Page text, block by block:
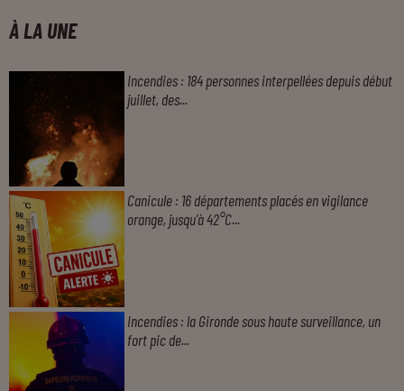
À LA UNE
Incendies : 184 personnes interpellées depuis début
juillet, des...
Canicule : 16 départements placés en vigilance
orange, jusqu'à 42°C...
Incendies : la Gironde sous haute surveillance, un
fort pic de...